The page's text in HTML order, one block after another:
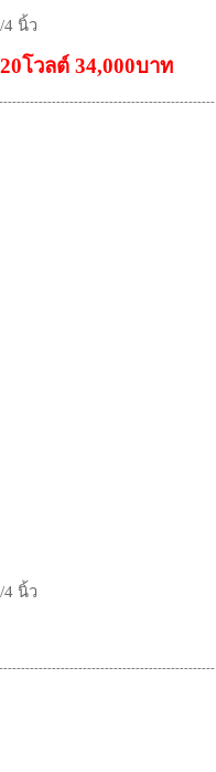
4 นิ้ว
โวลต์ 34,000บาท
4 นิ้ว